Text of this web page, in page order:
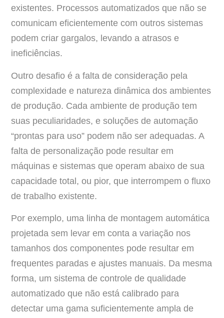
existentes. Processos automatizados que não se
comunicam eficientemente com outros sistemas
podem criar gargalos, levando a atrasos e
ineficiências.
Outro desafio é a falta de consideração pela
complexidade e natureza dinâmica dos ambientes
de produção. Cada ambiente de produção tem
suas peculiaridades, e soluções de automação
“prontas para uso” podem não ser adequadas. A
falta de personalização pode resultar em
máquinas e sistemas que operam abaixo de sua
capacidade total, ou pior, que interrompem o fluxo
de trabalho existente.
Por exemplo, uma linha de montagem automática
projetada sem levar em conta a variação nos
tamanhos dos componentes pode resultar em
frequentes paradas e ajustes manuais. Da mesma
forma, um sistema de controle de qualidade
automatizado que não está calibrado para
detectar uma gama suficientemente ampla de